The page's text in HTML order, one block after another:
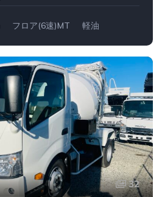
フロア(6速)MT 軽油
32